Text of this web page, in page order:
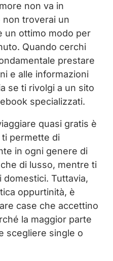
non va in
non troverai un
un ottimo modo per
Quando cerchi
prestare
e alle informazioni
se ti rivolgi a un sito
specializzati.
quasi gratis è
permette di
in ogni genere di
di lusso, mentre ti
domestici. Tuttavia,
oppurtinità, è
case che accettino
la maggior parte
scegliere single o